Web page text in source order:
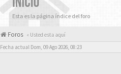
Esta es la página índice del foro
Foros « Usted esta aquí
Fecha actual Dom, 09 Ago 2026, 08:23